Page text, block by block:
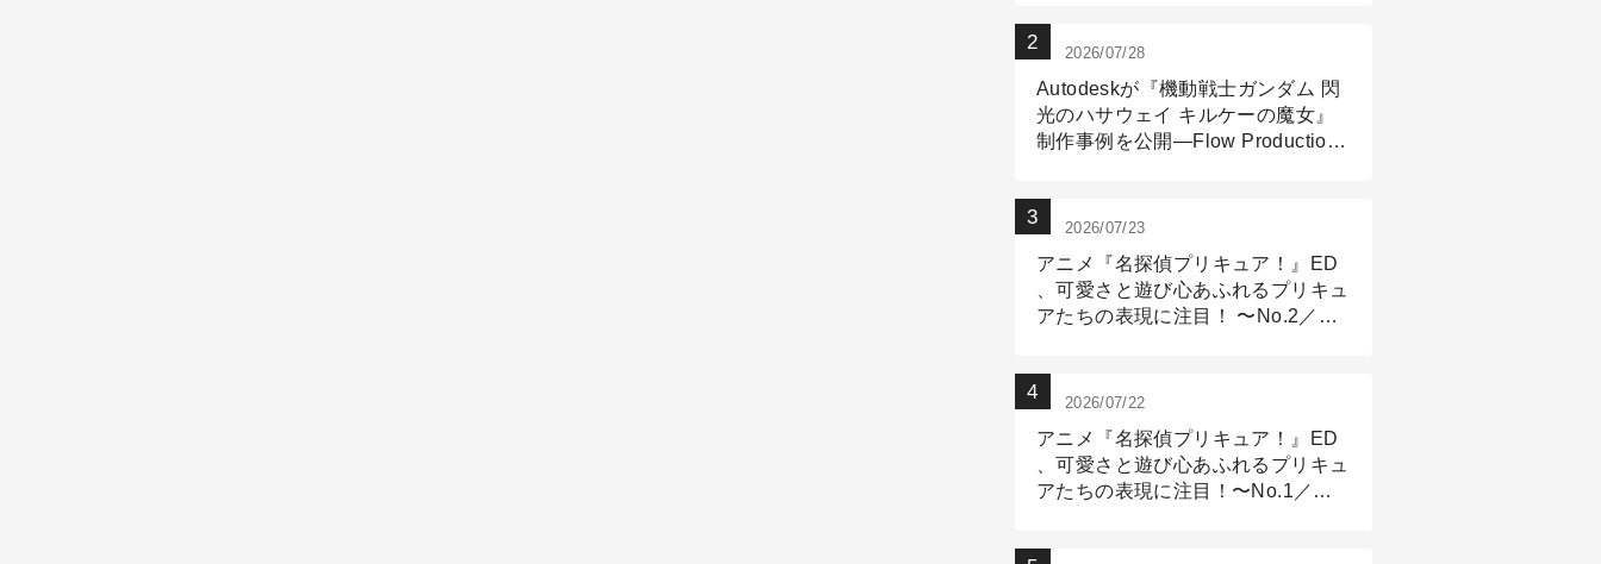
2026/07/28
Autodeskが『機動戦士ガンダム 閃
光のハサウェイ キルケーの魔女』
制作事例を公開―Flow Production
2026/07/23
アニメ『名探偵プリキュア！』ED
、可愛さと遊び心あふれるプリキュ
アたちの表現に注目！ 〜No.2／モ
2026/07/22
アニメ『名探偵プリキュア！』ED
、可愛さと遊び心あふれるプリキュ
アたちの表現に注目！〜No.1／演